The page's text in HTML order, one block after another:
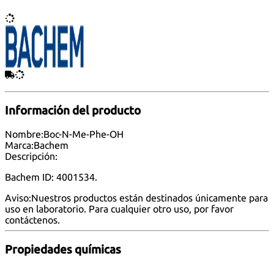
Información del producto
Nombre:Boc-N-Me-Phe-OH
Marca:Bachem
Descripción:
Bachem ID: 4001534.
Aviso:Nuestros productos están destinados únicamente para
uso en laboratorio. Para cualquier otro uso, por favor
contáctenos.
Propiedades químicas